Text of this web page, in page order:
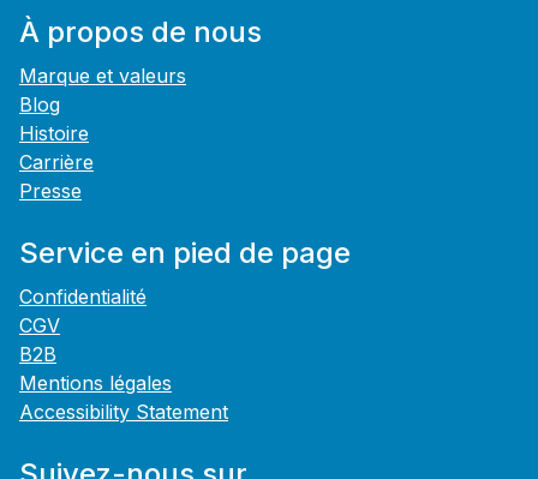
À propos de nous
Marque et valeurs
Blog
Histoire
Carrière
Presse
Service en pied de page
Confidentialité
CGV
B2B
Mentions légales
Accessibility Statement